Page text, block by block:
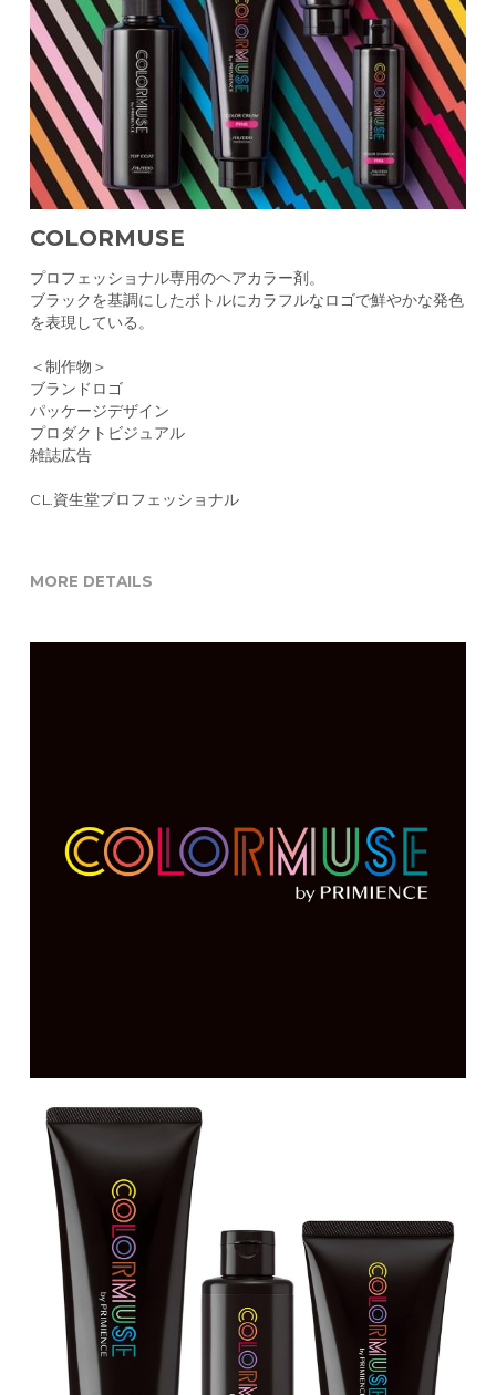
CONTACT
COLORMUSE
プロフェッショナル専用のヘアカラー剤。
ブラックを基調にしたボトルにカラフルなロゴで鮮やかな発色
を表現している。
＜制作物＞
ブランドロゴ
パッケージデザイン
プロダクトビジュアル
雑誌広告
CL.資生堂プロフェッショナル
MORE DETAILS